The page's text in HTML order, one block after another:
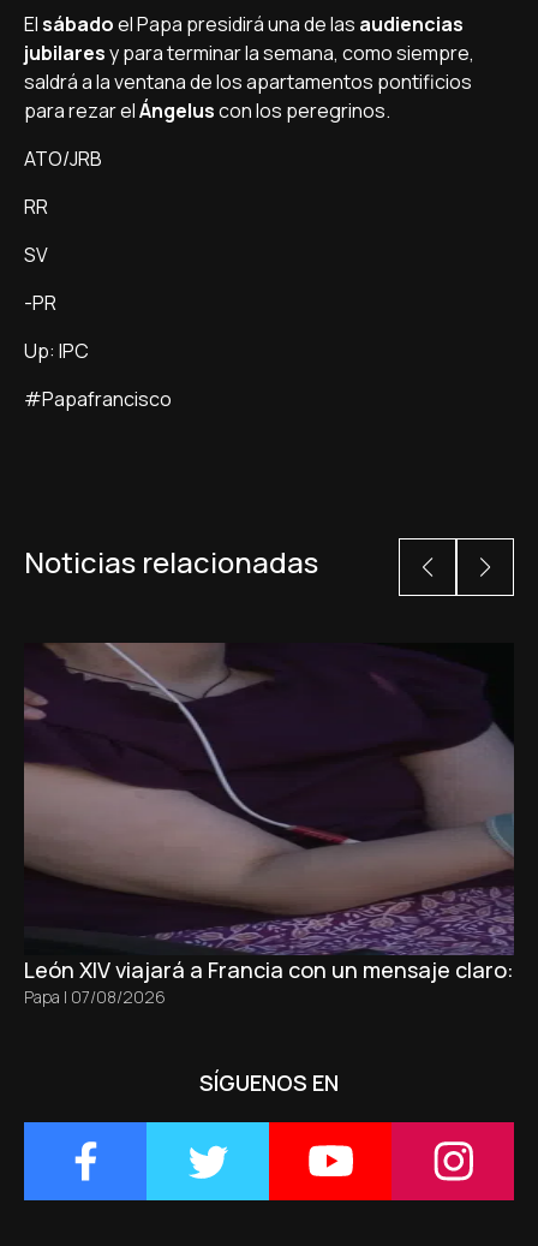
Elsábadoel Papa presidirá una de las audiencias
jubilaresy para terminar la semana, como siempre,
saldrá a la ventana de los apartamentos pontificios
para rezar elÁngeluscon los peregrinos.
ATO/JRB
RR
SV
-PR
Up: IPC
#Papafrancisco
Noticias relacionadas
León XIV viajará a Francia con un mensaje claro:
Papa | 07/08/2026
SÍGUENOS EN